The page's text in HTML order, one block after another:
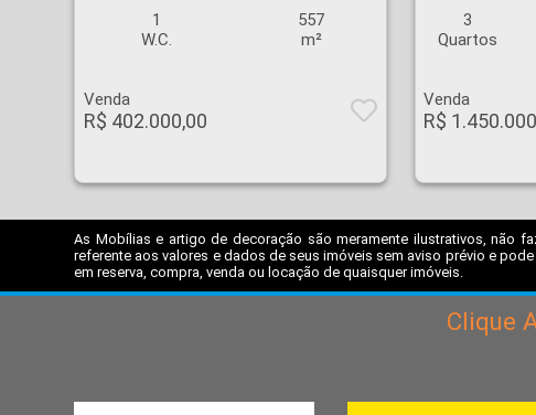
1
W.C.
557
m²
Venda
R$ 402.000,00
3
Quartos
Venda
R$
As Mobílias e artigo de decoração são meramente ilustrativos, não
referente aos valores e dados de seus imóveis sem aviso prévio e
em reserva, compra, venda ou locação de quaisquer imóveis.
Clique